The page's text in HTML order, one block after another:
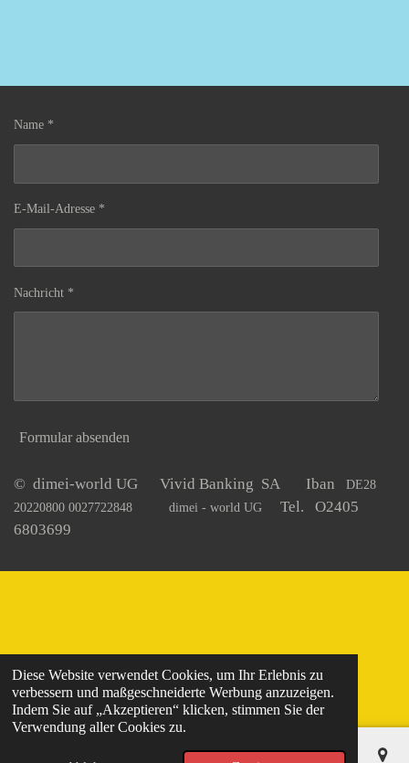
Diese Website verwendet Cookies, um Ihr Erlebnis zu
verbessern und maßgeschneiderte Werbung anzuzeigen.
Indem Sie auf „Akzeptieren“ klicken, stimmen Sie der
Verwendung aller Cookies zu.
Name *
E-Mail-Adresse *
Nachricht *
Formular absenden
© dimei-world UG Vivid Banking SA Iban
DE28
20220800 0027722848 dimei - world UG Tel. O2405
6803699